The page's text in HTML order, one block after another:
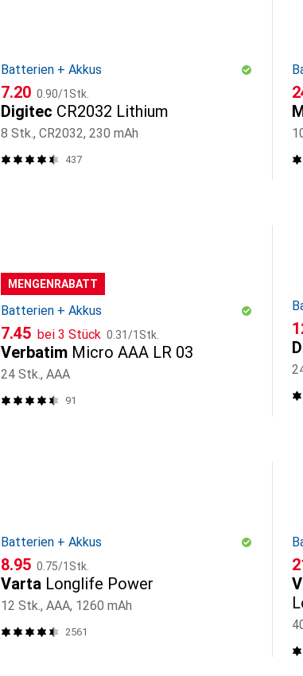
Batterien + Akkus
CHF
7.20 CHF
0.90/1Stk.
Digitec CR2032 Lithium
8 Stk., CR2032, 230 mAh
437
MENGENRABATT
Batterien + Akkus
CHF
7.45 bei 3 Stück CHF
0.31 /1Stk.
Verbatim Micro AAA LR 03
24 Stk., AAA
91
Batterien + Akkus
CHF
8.95 CHF
0.75/1Stk.
Varta Longlife Power
12 Stk., AAA, 1260 mAh
2561